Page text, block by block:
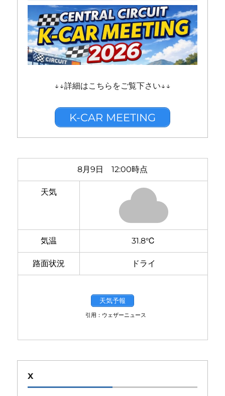
↓↓詳細はこちらをご覧下さい↓↓
K-CAR MEETING
8月9日 12:00時点
天気
気温 31.8℃
路面状況 ドライ
天気予報
引用：ウェザーニュース
X